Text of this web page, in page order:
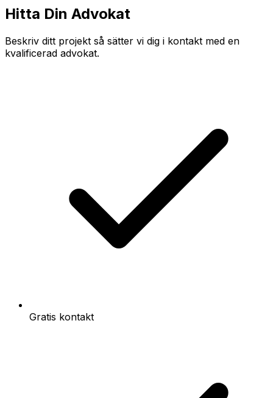
Hitta Din Advokat
Beskriv ditt projekt så sätter vi dig i kontakt med en
kvalificerad advokat.
Gratis kontakt